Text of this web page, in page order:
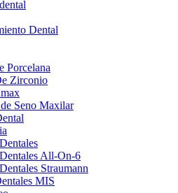
Dental
Porcelana
Zirconio
Seno Maxilar
All-On-6
Straumann
MIS